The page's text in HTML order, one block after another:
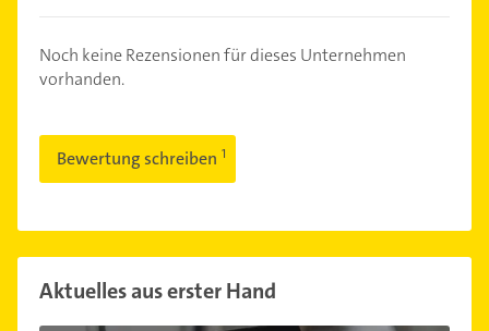
Noch keine Rezensionen für dieses Unternehmen
vorhanden.
Bewertung schreiben
Aktuelles aus erster Hand